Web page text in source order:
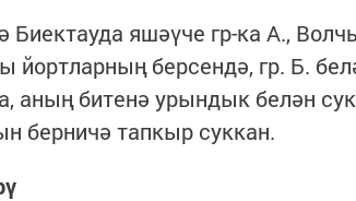
Биектауда яшәүче гр-ка А.,
йортларның берсендә, гр. Б.
аның битенә урындык белән
берничә тапкыр суккан.